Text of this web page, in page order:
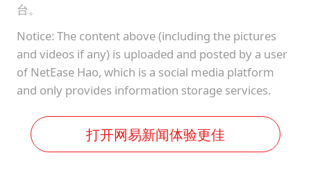
台。
Notice: The content above (including the pictures
and videos if any) is uploaded and posted by a user
of NetEase Hao, which is a social media platform
and only provides information storage services.
打开网易新闻体验更佳